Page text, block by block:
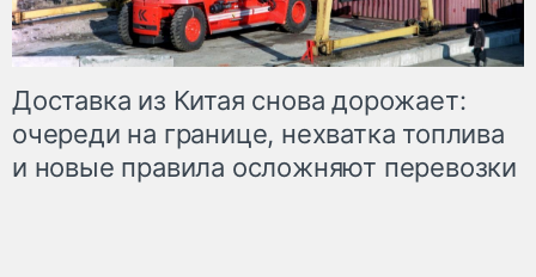
Доставка из Китая снова дорожает:
очереди на границе, нехватка топлива
и новые правила осложняют перевозки